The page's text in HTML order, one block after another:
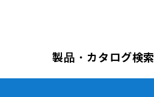
製品・カタログ検索